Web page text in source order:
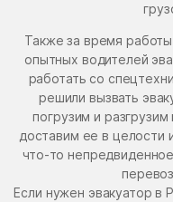
Также за время
опытных водителей
работать со
решили вызвать
погрузим и
доставим ее в целости
что-то
Если нужен эвакуатор в